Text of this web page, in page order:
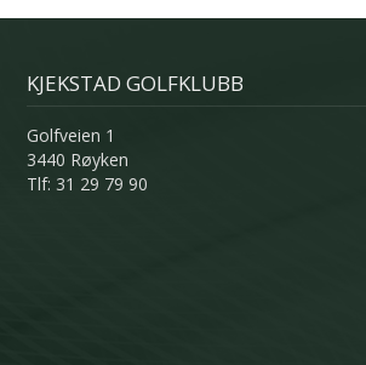
KJEKSTAD GOLFKLUBB
Golfveien 1
3440 Røyken
Tlf: 31 29 79 90